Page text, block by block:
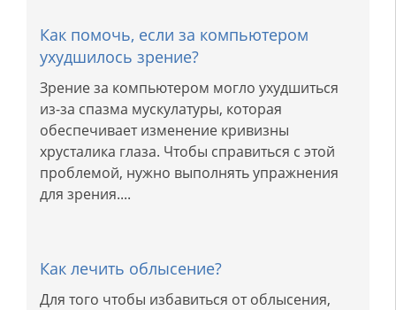
Как помочь, если за компьютером
ухудшилось зрение?
Зрение за компьютером могло ухудшиться
из-за спазма мускулатуры, которая
обеспечивает изменение кривизны
хрусталика глаза. Чтобы справиться с этой
проблемой, нужно выполнять упражнения
для зрения....
Как лечить облысение?
Для того чтобы избавиться от облысения,